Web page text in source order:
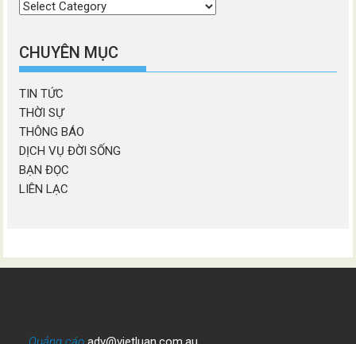
Chọn
mục
CHUYÊN MỤC
TIN TỨC
THỜI SỰ
THÔNG BÁO
DỊCH VỤ ĐỜI SỐNG
BẠN ĐỌC
LIÊN LẠC